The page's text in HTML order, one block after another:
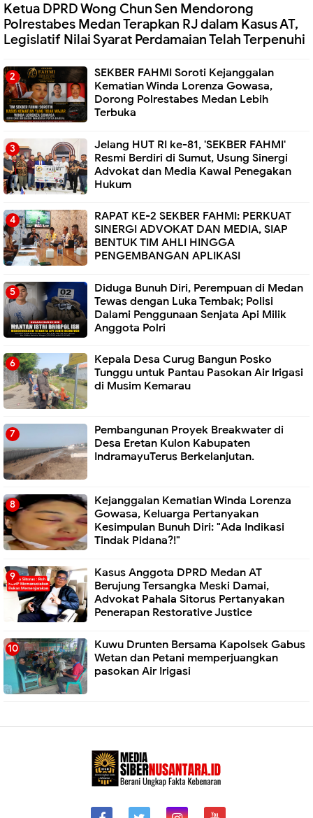
Ketua DPRD Wong Chun Sen Mendorong
Polrestabes Medan Terapkan RJ dalam Kasus AT,
Legislatif Nilai Syarat Perdamaian Telah Terpenuhi
SEKBER FAHMI Soroti Kejanggalan
Kematian Winda Lorenza Gowasa,
Dorong Polrestabes Medan Lebih
Terbuka
Jelang HUT RI ke-81, 'SEKBER FAHMI'
Resmi Berdiri di Sumut, Usung Sinergi
Advokat dan Media Kawal Penegakan
Hukum
RAPAT KE-2 SEKBER FAHMI: PERKUAT
SINERGI ADVOKAT DAN MEDIA, SIAP
BENTUK TIM AHLI HINGGA
PENGEMBANGAN APLIKASI
Diduga Bunuh Diri, Perempuan di Medan
Tewas dengan Luka Tembak; Polisi
Dalami Penggunaan Senjata Api Milik
Anggota Polri
Kepala Desa Curug Bangun Posko
Tunggu untuk Pantau Pasokan Air Irigasi
di Musim Kemarau
Pembangunan Proyek Breakwater di
Desa Eretan Kulon Kabupaten
IndramayuTerus Berkelanjutan.
Kejanggalan Kematian Winda Lorenza
Gowasa, Keluarga Pertanyakan
Kesimpulan Bunuh Diri: "Ada Indikasi
Tindak Pidana?!"
Kasus Anggota DPRD Medan AT
Berujung Tersangka Meski Damai,
Advokat Pahala Sitorus Pertanyakan
Penerapan Restorative Justice
Kuwu Drunten Bersama Kapolsek Gabus
Wetan dan Petani memperjuangkan
pasokan Air Irigasi